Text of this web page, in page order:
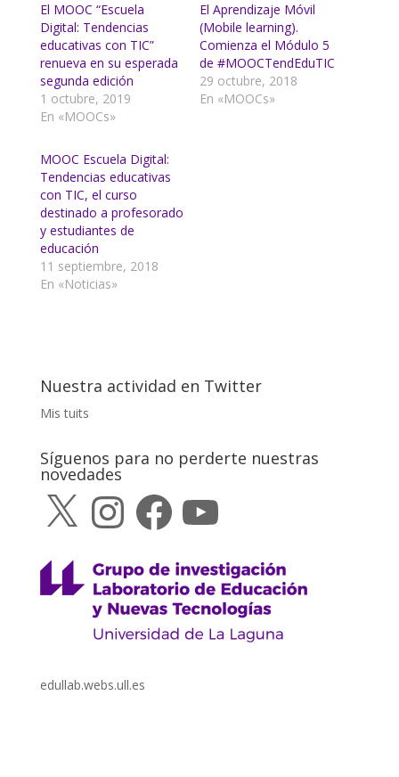
El MOOC “Escuela
Digital: Tendencias
educativas con TIC”
renueva en su esperada
segunda edición
1 octubre, 2019
En «MOOCs»
El Aprendizaje Móvil
(Mobile learning).
Comienza el Módulo 5
de #MOOCTendEduTIC
29 octubre, 2018
En «MOOCs»
MOOC Escuela Digital:
Tendencias educativas
con TIC, el curso
destinado a profesorado
y estudiantes de
educación
11 septiembre, 2018
En «Noticias»
Nuestra actividad en Twitter
Mis tuits
Síguenos para no perderte nuestras
novedades
InstagramFacebookYouTube
edullab.webs.ull.es